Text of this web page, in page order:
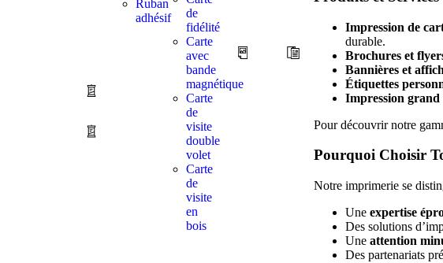
Ruban
adhésif
de
fidélité
Carte
avec
bande
magnétique
Carte
de
visite
double
volet
Carte
de
visite
en
bois
Impression de
durable.
Brochures et
Bannières et
Étiquettes
Impression
Pour découvrir notre
Pourquoi Choisir
Notre imprimerie se
Une expertise
Des solutions
Une attention
Des partenariats